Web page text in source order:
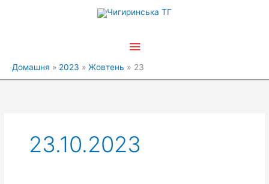
Головне
Домашня 2023 Жовтень 23
23.10.2023